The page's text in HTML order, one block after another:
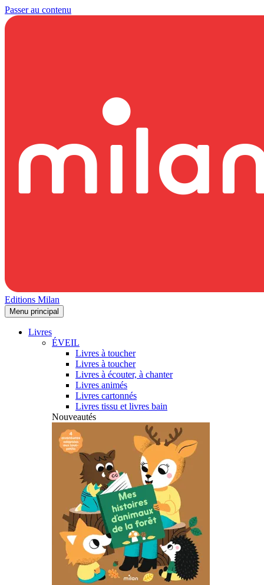
Passer au contenu
Editions Milan
Menu principal
Livres
ÉVEIL
Livres à toucher
Livres à toucher
Livres à écouter, à chanter
Livres animés
Livres cartonnés
Livres tissu et livres bain
Nouveautés